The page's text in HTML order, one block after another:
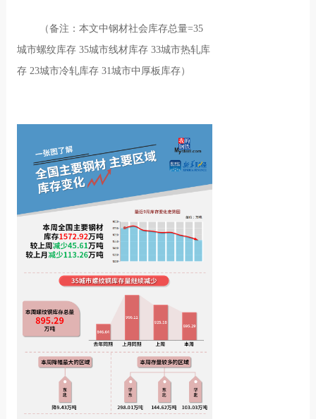
（备注：本文中钢材社会库存总量=35
城市螺纹库存 35城市线材库存 33城市热轧库
存 23城市冷轧库存 31城市中厚板库存）